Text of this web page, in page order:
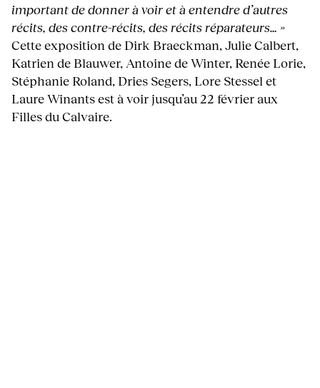
important de donner à voir et à entendre d’autres
récits, des contre-récits, des récits réparateurs… »
Cette exposition de Dirk Braeckman, Julie Calbert,
Katrien de Blauwer, Antoine de Winter, Renée Lorie,
Stéphanie Roland, Dries Segers, Lore Stessel et
Laure Winants est à voir jusqu’au 22 février aux
Filles du Calvaire.